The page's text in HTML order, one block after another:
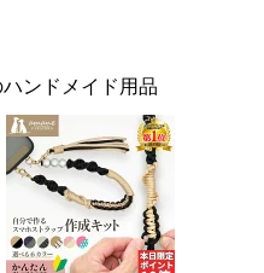
ンドメイド用品